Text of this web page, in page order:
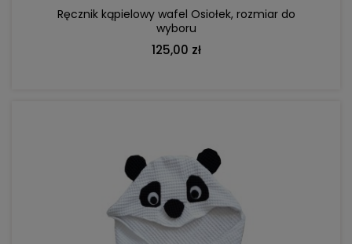
Ręcznik kąpielowy wafel Osiołek, rozmiar do
wyboru
125,00 zł